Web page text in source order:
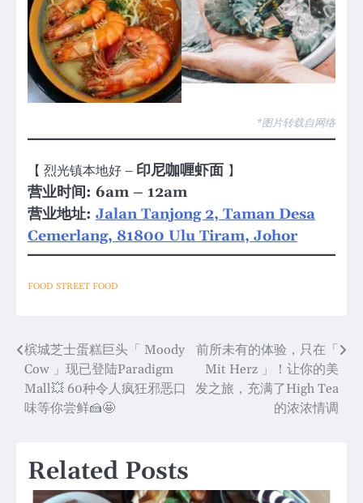
*图片转载自网络
【 烈光镇本地好 – 印尼咖喱虾面 】
营业时间: 6am – 12am
营业地址: Jalan Tanjong 2, Taman Desa
Cemerlang, 81800 Ulu Tiram, Johor
FOOD STREET FOOD
Post
navigation
槟城芝士蛋糕巨头「 Moody
Cow 」现已登陆Paradigm
Mall💥 60种令人疯狂邪恶口
味等你尝鲜🍰🤩
前所未有的体验，只在「
Mit Herz 」！让你的美
发之旅，充满了High Tea
的浓浓情调
Related Posts